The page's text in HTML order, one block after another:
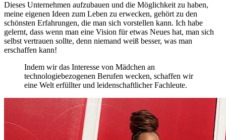
Dieses Unternehmen aufzubauen und die Möglichkeit zu haben,
meine eigenen Ideen zum Leben zu erwecken, gehört zu den
schönsten Erfahrungen, die man sich vorstellen kann. Ich habe
gelernt, dass wenn man eine Vision für etwas Neues hat, man sich
selbst vertrauen sollte, denn niemand weiß besser, was man
erschaffen kann!
Indem wir das Interesse von Mädchen an
technologiebezogenen Berufen wecken, schaffen wir
eine Welt erfüllter und leidenschaftlicher Fachleute.